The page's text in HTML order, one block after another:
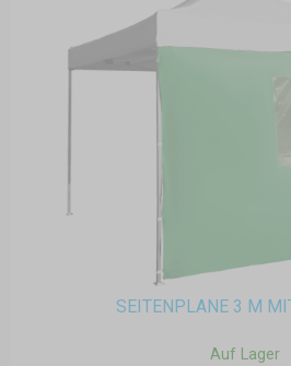
SEITENPLANE 3 M
Auf Lager